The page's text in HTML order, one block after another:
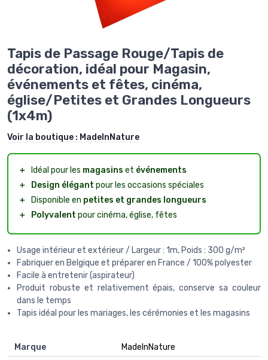
Tapis de Passage Rouge/Tapis de
décoration, idéal pour Magasin,
événements et fêtes, cinéma,
église/Petites et Grandes Longueurs
(1x4m)
Voir la boutique : MadeInNature
＋ Idéal pour les magasins et événements
＋
Design élégant pour les occasions spéciales
＋
Disponible en petites et grandes longueurs
＋
Polyvalent pour cinéma, église, fêtes
Usage intérieur et extérieur / Largeur : 1m, Poids : 300 g/m²
Fabriquer en Belgique et préparer en France / 100% polyester
Facile à entretenir (aspirateur)
Produit robuste et relativement épais, conserve sa couleur
dans le temps
Tapis idéal pour les mariages, les cérémonies et les magasins
Marque
‎MadeInNature